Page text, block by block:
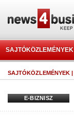
SAJTÓKÖZLEMÉNYEK
SAJTÓKÖZLEMÉNYEK |
E-BIZNISZ